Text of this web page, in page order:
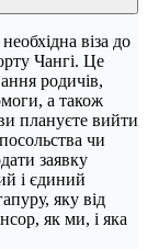
віза до
Чангі. Це
родичів,
а також
плануєте вийти
чи
заявку
і єдиний
яку від
як ми, і яка